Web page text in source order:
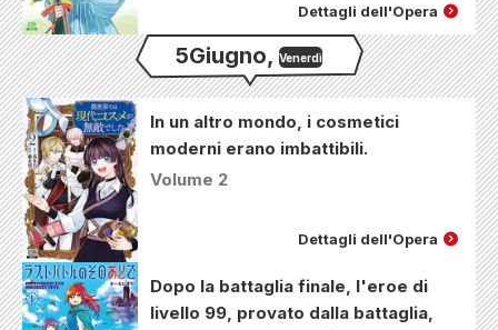
Dettagli dell'Opera
5Giugno, Venerdì
In un altro mondo, i cosmetici
moderni erano imbattibili.
Volume 2
Dettagli dell'Opera
Dopo la battaglia finale, l'eroe di
livello 99, provato dalla battaglia,